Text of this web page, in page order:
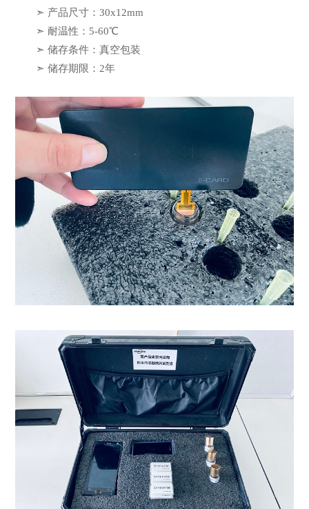
➣ 产品尺寸：30x12mm
➣ 耐温性：5-60℃
➣ 储存条件：真空包装
➣ 储存期限：2年